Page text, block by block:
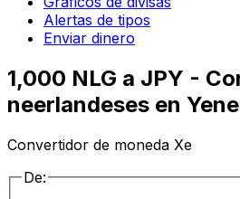
Alertas de tipos
Enviar dinero
1,000 NLG a JPY -
neerlandeses en
Convertidor de moneda Xe
De: